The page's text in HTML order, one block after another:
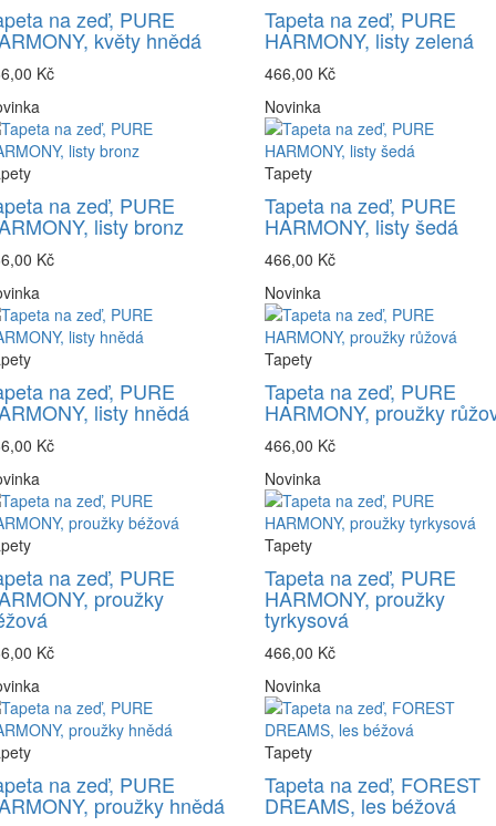
na zeď, PURE
květy hnědá
Kč
Tapeta na zeď, PURE
HARMONY, listy zelená
466,00 Kč
na zeď, PURE
listy bronz
Kč
Novinka
Tapety
Tapeta na zeď, PURE
HARMONY, listy šedá
466,00 Kč
na zeď, PURE
listy hnědá
Kč
Novinka
Tapety
Tapeta na zeď, PURE
HARMONY, proužky
466,00 Kč
na zeď, PURE
proužky
Kč
Novinka
Tapety
Tapeta na zeď, PURE
HARMONY, proužky
tyrkysová
466,00 Kč
na zeď, PURE
proužky hnědá
Novinka
Tapety
Tapeta na zeď, FOREST
DREAMS, les béžová